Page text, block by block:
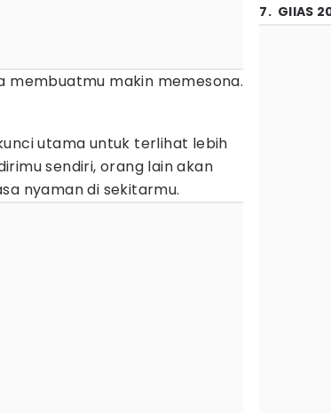
membuatmu makin memesona.
utama untuk terlihat lebih
sendiri, orang lain akan
nyaman di sekitarmu.
7. GIIAS